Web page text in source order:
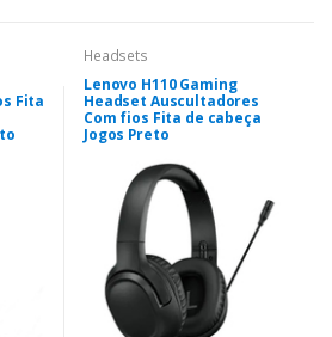
Fita
Headsets
Lenovo H110 Gaming
Headset Auscultadores
Com fios Fita de cabeça
Jogos Preto